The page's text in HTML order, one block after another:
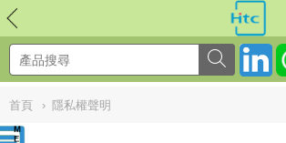
首頁 › 隱私權聲明
NULL